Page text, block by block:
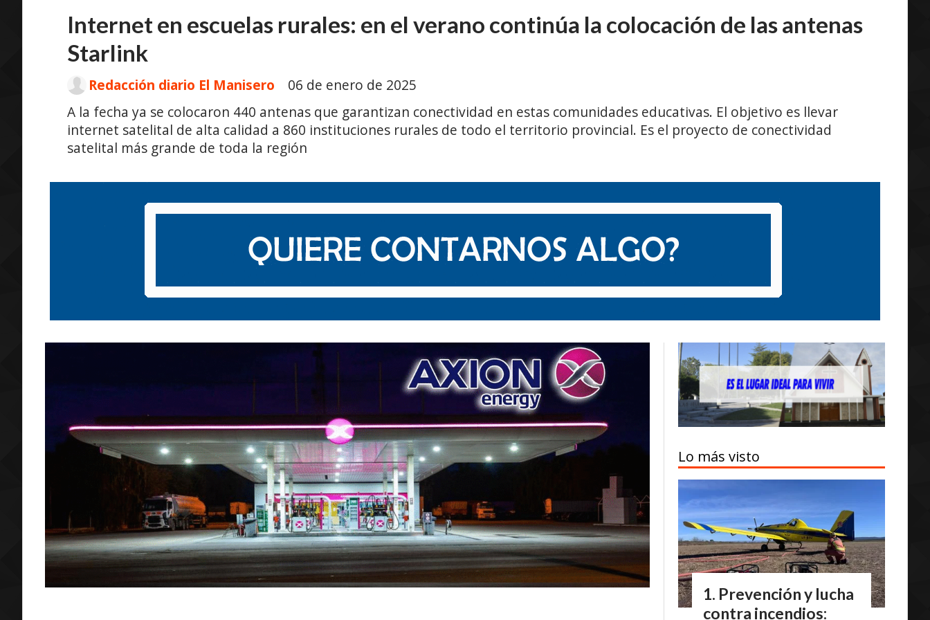
Internet en escuelas rurales: en el verano continúa la colocación de las antenas
Starlink
A la fecha ya se colocaron 440 antenas que garantizan conectividad en estas comunidades educativas. El objetivo es llevar
internet satelital de alta calidad a 860 instituciones rurales de todo el territorio provincial. Es el proyecto de conectividad
satelital más grande de toda la región
06 de enero de 2025
Redacción diario El Manisero
Lo más visto
Prevención y lucha
contra incendios: